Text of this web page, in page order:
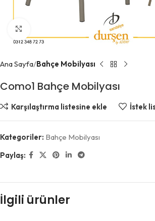
Büyütmek için tıklayın
Ana Sayfa Bahçe Mobilyası
Como1 Bahçe Mobilyası
Karşılaştırma listesine ekle İstek
Kategoriler: Bahçe Mobilyası
Paylaş:
İlgili ürünler